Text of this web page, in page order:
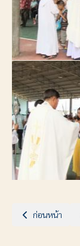
เนื้อหาก่อนหน้า:
ก่อนหน้า